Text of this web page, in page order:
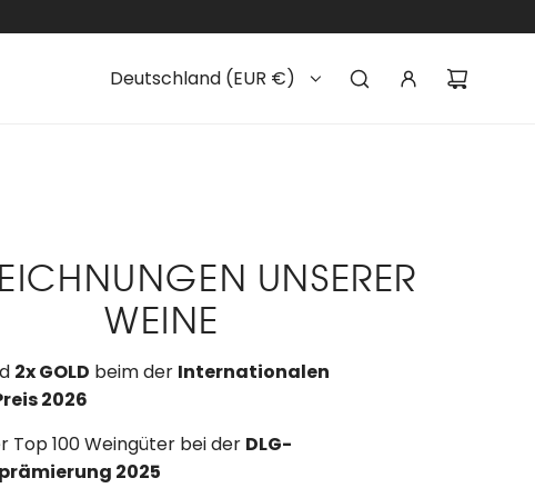
Deutschland (EUR €)
UNSERER
WEINE
2x GOLD beim der Internationalen
2026
Top 100 Weingüter bei der DLG-
2025